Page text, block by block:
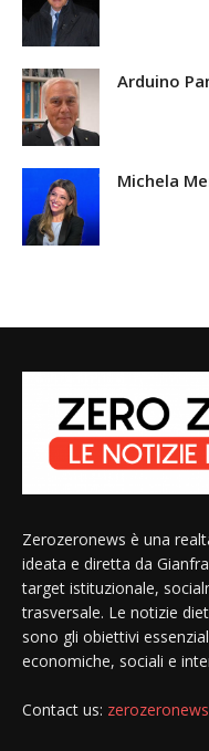
Arduino
Michela
Zerozeronews è una
ideata e diretta da
target istituzionale,
trasversale. Le notizie
sono gli obiettivi
economiche, sociali e
Contact us: